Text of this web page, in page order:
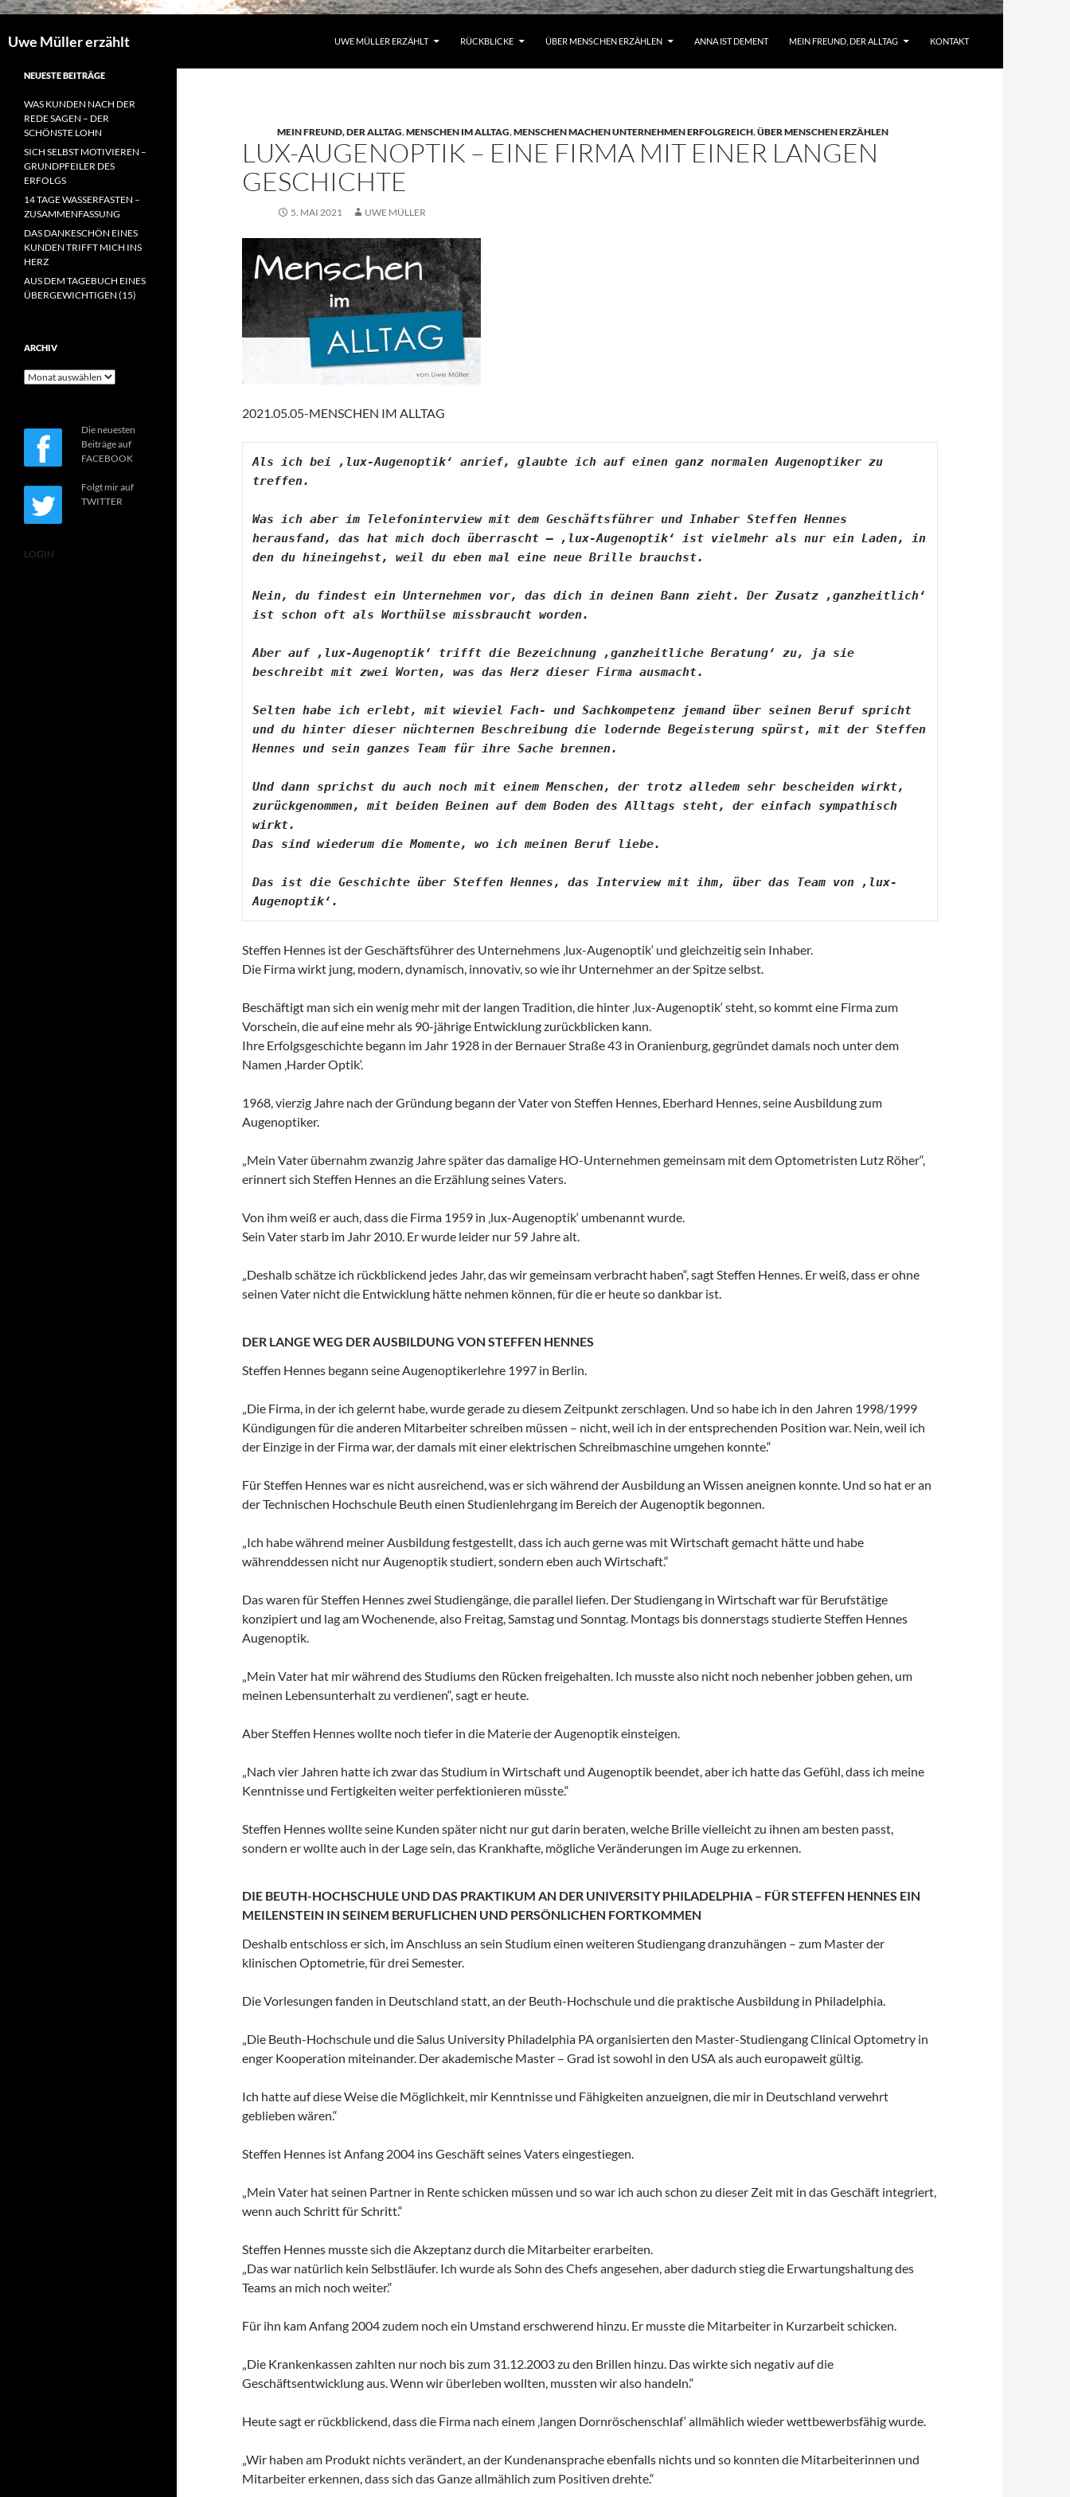
Uwe Müller erzählt UWE MÜLLER ERZÄHLT RÜCKBLICKE ÜBER MENSCHEN ERZÄHLEN ANNA IST DEMENT MEIN FREUND, DER ALLTAG KONTAKT
MEIN FREUND, DER ALLTAG,MENSCHEN IM ALLTAG,MENSCHEN MACHEN UNTERNEHMEN ERFOLGREICH,ÜBER MENSCHEN ERZÄHLEN
LUX-AUGENOPTIK – EINE FIRMA MIT EINER LANGEN
GESCHICHTE
5. MAI 2021 UWE MÜLLER
2021.05.05-MENSCHEN IM ALLTAG
Als ich bei ‚lux-Augenoptik‘ anrief, glaubte ich auf einen ganz normalen Augenoptiker zu
treffen.
Was ich aber im Telefoninterview mit dem Geschäftsführer und Inhaber Steffen Hennes
herausfand, das hat mich doch überrascht – ‚lux-Augenoptik‘ ist vielmehr als nur ein Laden, in
den du hineingehst, weil du eben mal eine neue Brille brauchst.
Nein, du findest ein Unternehmen vor, das dich in deinen Bann zieht. Der Zusatz ‚ganzheitlich‘
ist schon oft als Worthülse missbraucht worden.
Aber auf ‚lux-Augenoptik‘ trifft die Bezeichnung ‚ganzheitliche Beratung‘ zu, ja sie
beschreibt mit zwei Worten, was das Herz dieser Firma ausmacht.
Selten habe ich erlebt, mit wieviel Fach- und Sachkompetenz jemand über seinen Beruf spricht
und du hinter dieser nüchternen Beschreibung die lodernde Begeisterung spürst, mit der Steffen
Hennes und sein ganzes Team für ihre Sache brennen.
Und dann sprichst du auch noch mit einem Menschen, der trotz alledem sehr bescheiden wirkt,
zurückgenommen, mit beiden Beinen auf dem Boden des Alltags steht, der einfach sympathisch
wirkt.
Das sind wiederum die Momente, wo ich meinen Beruf liebe.
Das ist die Geschichte über Steffen Hennes, das Interview mit ihm, über das Team von ‚lux-
Augenoptik‘.
Steffen Hennes ist der Geschäftsführer des Unternehmens ‚lux-Augenoptik‘ und gleichzeitig sein Inhaber.
Die Firma wirkt jung, modern, dynamisch, innovativ, so wie ihr Unternehmer an der Spitze selbst.
Beschäftigt man sich ein wenig mehr mit der langen Tradition, die hinter ‚lux-Augenoptik‘ steht, so kommt eine Firma zum
Vorschein, die auf eine mehr als 90-jährige Entwicklung zurückblicken kann.
Ihre Erfolgsgeschichte begann im Jahr 1928 in der Bernauer Straße 43 in Oranienburg, gegründet damals noch unter dem
Namen ‚Harder Optik‘.
1968, vierzig Jahre nach der Gründung begann der Vater von Steffen Hennes, Eberhard Hennes, seine Ausbildung zum
Augenoptiker.
„Mein Vater übernahm zwanzig Jahre später das damalige HO-Unternehmen gemeinsam mit dem Optometristen Lutz Röher“,
erinnert sich Steffen Hennes an die Erzählung seines Vaters.
Von ihm weiß er auch, dass die Firma 1959 in ‚lux-Augenoptik‘ umbenannt wurde.
Sein Vater starb im Jahr 2010. Er wurde leider nur 59 Jahre alt.
„Deshalb schätze ich rückblickend jedes Jahr, das wir gemeinsam verbracht haben“, sagt Steffen Hennes. Er weiß, dass er ohne
seinen Vater nicht die Entwicklung hätte nehmen können, für die er heute so dankbar ist.
DER LANGE WEG DER AUSBILDUNG VON STEFFEN HENNES
Steffen Hennes begann seine Augenoptikerlehre 1997 in Berlin.
„Die Firma, in der ich gelernt habe, wurde gerade zu diesem Zeitpunkt zerschlagen. Und so habe ich in den Jahren 1998/1999
Kündigungen für die anderen Mitarbeiter schreiben müssen – nicht, weil ich in der entsprechenden Position war. Nein, weil ich
der Einzige in der Firma war, der damals mit einer elektrischen Schreibmaschine umgehen konnte.“
Für Steffen Hennes war es nicht ausreichend, was er sich während der Ausbildung an Wissen aneignen konnte. Und so hat er an
der Technischen Hochschule Beuth einen Studienlehrgang im Bereich der Augenoptik begonnen.
„Ich habe während meiner Ausbildung festgestellt, dass ich auch gerne was mit Wirtschaft gemacht hätte und habe
währenddessen nicht nur Augenoptik studiert, sondern eben auch Wirtschaft.“
Das waren für Steffen Hennes zwei Studiengänge, die parallel liefen. Der Studiengang in Wirtschaft war für Berufstätige
konzipiert und lag am Wochenende, also Freitag, Samstag und Sonntag. Montags bis donnerstags studierte Steffen Hennes
Augenoptik.
„Mein Vater hat mir während des Studiums den Rücken freigehalten. Ich musste also nicht noch nebenher jobben gehen, um
meinen Lebensunterhalt zu verdienen“, sagt er heute.
Aber Steffen Hennes wollte noch tiefer in die Materie der Augenoptik einsteigen.
„Nach vier Jahren hatte ich zwar das Studium in Wirtschaft und Augenoptik beendet, aber ich hatte das Gefühl, dass ich meine
Kenntnisse und Fertigkeiten weiter perfektionieren müsste.“
Steffen Hennes wollte seine Kunden später nicht nur gut darin beraten, welche Brille vielleicht zu ihnen am besten passt,
sondern er wollte auch in der Lage sein, das Krankhafte, mögliche Veränderungen im Auge zu erkennen.
DIE BEUTH-HOCHSCHULE UND DAS PRAKTIKUM AN DER UNIVERSITY PHILADELPHIA – FÜR STEFFEN HENNES EIN
MEILENSTEIN IN SEINEM BERUFLICHEN UND PERSÖNLICHEN FORTKOMMEN
Deshalb entschloss er sich, im Anschluss an sein Studium einen weiteren Studiengang dranzuhängen – zum Master der
klinischen Optometrie, für drei Semester.
Die Vorlesungen fanden in Deutschland statt, an der Beuth-Hochschule und die praktische Ausbildung in Philadelphia.
„Die Beuth-Hochschule und die Salus University Philadelphia PA organisierten den Master-Studiengang Clinical Optometry in
enger Kooperation miteinander. Der akademische Master – Grad ist sowohl in den USA als auch europaweit gültig.
Ich hatte auf diese Weise die Möglichkeit, mir Kenntnisse und Fähigkeiten anzueignen, die mir in Deutschland verwehrt
geblieben wären.“
Steffen Hennes ist Anfang 2004 ins Geschäft seines Vaters eingestiegen.
„Mein Vater hat seinen Partner in Rente schicken müssen und so war ich auch schon zu dieser Zeit mit in das Geschäft integriert,
wenn auch Schritt für Schritt.“
Steffen Hennes musste sich die Akzeptanz durch die Mitarbeiter erarbeiten.
„Das war natürlich kein Selbstläufer. Ich wurde als Sohn des Chefs angesehen, aber dadurch stieg die Erwartungshaltung des
Teams an mich noch weiter.“
Für ihn kam Anfang 2004 zudem noch ein Umstand erschwerend hinzu. Er musste die Mitarbeiter in Kurzarbeit schicken.
„Die Krankenkassen zahlten nur noch bis zum 31.12.2003 zu den Brillen hinzu. Das wirkte sich negativ auf die
Geschäftsentwicklung aus. Wenn wir überleben wollten, mussten wir also handeln.“
Heute sagt er rückblickend, dass die Firma nach einem ‚langen Dornröschenschlaf‘ allmählich wieder wettbewerbsfähig wurde.
„Wir haben am Produkt nichts verändert, an der Kundenansprache ebenfalls nichts und so konnten die Mitarbeiterinnen und
Mitarbeiter erkennen, dass sich das Ganze allmählich zum Positiven drehte.“
NEUESTE BEITRÄGE
WAS KUNDEN NACH DER
REDE SAGEN – DER
SCHÖNSTE LOHN
SICH SELBST MOTIVIEREN –
GRUNDPFEILER DES
ERFOLGS
14 TAGE WASSERFASTEN –
ZUSAMMENFASSUNG
DAS DANKESCHÖN EINES
KUNDEN TRIFFT MICH INS
HERZ
AUS DEM TAGEBUCH EINES
ÜBERGEWICHTIGEN (15)
ARCHIV
Archiv
Die neuesten
Beiträge auf
FACEBOOK
Folgt mir auf
TWITTER
LOGIN